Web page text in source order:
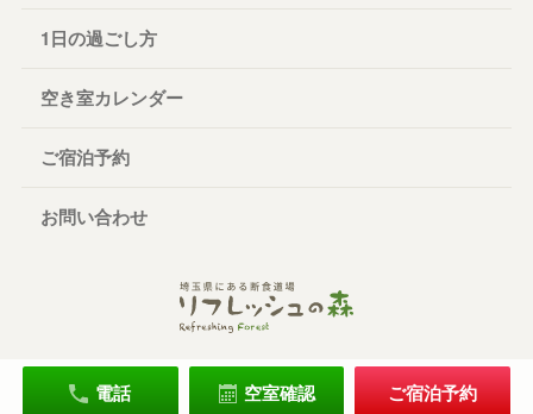
1日の過ごし方
空き室カレンダー
ご宿泊予約
お問い合わせ
電話 空室確認 ご宿泊予約